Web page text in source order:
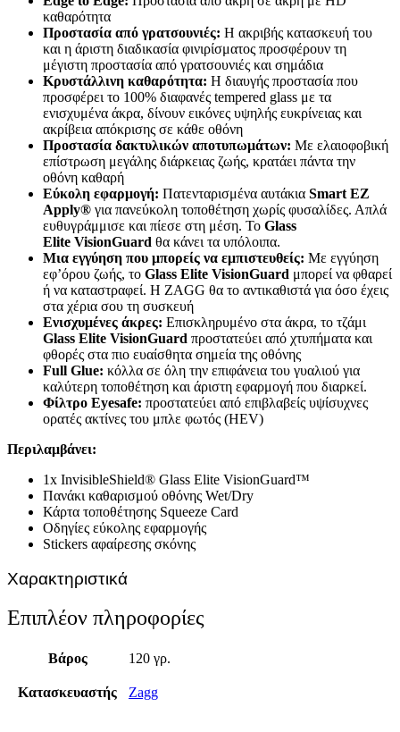
καθαρότητα
Προστασία από γρατσουνιές: Η ακριβής κατασκευή του
και η άριστη διαδικασία φινιρίσματος προσφέρουν τη
μέγιστη προστασία από γρατσουνιές και σημάδια
Κρυστάλλινη καθαρότητα: Η διαυγής προστασία που
προσφέρει το 100% διαφανές tempered glass με τα
ενισχυμένα άκρα, δίνουν εικόνες υψηλής ευκρίνειας και
ακρίβεια απόκρισης σε κάθε οθόνη
Προστασία δακτυλικών αποτυπωμάτων: Με ελαιοφοβική
επίστρωση μεγάλης διάρκειας ζωής, κρατάει πάντα την
οθόνη καθαρή
Εύκολη εφαρμογή: Πατενταρισμένα αυτάκια Smart EZ
Apply® για πανεύκολη τοποθέτηση χωρίς φυσαλίδες. Απλά
ευθυγράμμισε και πίεσε στη μέση. Το Glass
Elite VisionGuard θα κάνει τα υπόλοιπα.
Μια εγγύηση που μπορείς να εμπιστευθείς: Με εγγύηση
εφ’όρου ζωής, το Glass Elite VisionGuard μπορεί να φθαρεί
ή να καταστραφεί. Η ZAGG θα το αντικαθιστά για όσο έχεις
στα χέρια σου τη συσκευή
Ενισχυμένες άκρες: Επισκληρυμένο στα άκρα, το τζάμι
Glass Elite VisionGuard προστατεύει από χτυπήματα και
φθορές στα πιο ευαίσθητα σημεία της οθόνης
Full Glue: κόλλα σε όλη την επιφάνεια του γυαλιού για
καλύτερη τοποθέτηση και άριστη εφαρμογή που διαρκεί.
Φίλτρο Eyesafe: προστατεύει από επιβλαβείς υψίσυχνες
ορατές ακτίνες του μπλε φωτός (HEV)
Περιλαμβάνει:
1x InvisibleShield® Glass Elite VisionGuard™
Πανάκι καθαρισμού οθόνης Wet/Dry
Κάρτα τοποθέτησης Squeeze Card
Οδηγίες εύκολης εφαρμογής
Stickers αφαίρεσης σκόνης
Χαρακτηριστικά
Επιπλέον πληροφορίες
Βάρος 120 γρ.
Κατασκευαστής Zagg